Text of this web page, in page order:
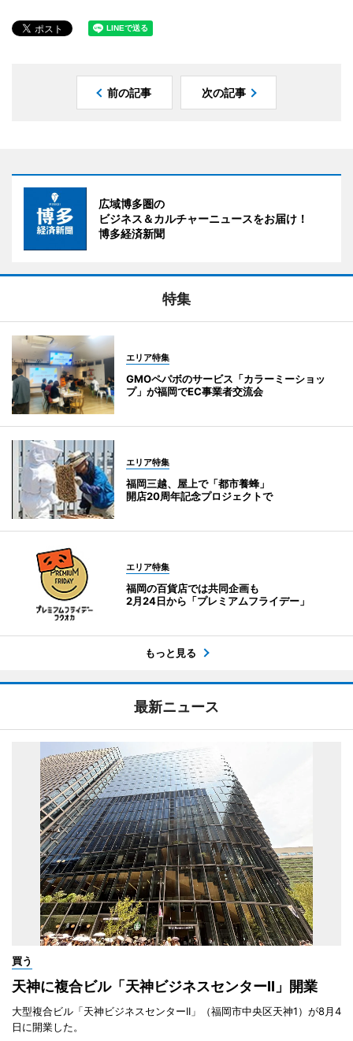
前の記事 次の記事
広域博多圏の
ビジネス＆カルチャーニュースをお届け！
博多経済新聞
特集
エリア特集
GMOペパボのサービス「カラーミーショッ
プ」が福岡でEC事業者交流会
エリア特集
福岡三越、屋上で「都市養蜂」
開店20周年記念プロジェクトで
エリア特集
福岡の百貨店では共同企画も
2月24日から「プレミアムフライデー」
もっと見る
最新ニュース
買う
天神に複合ビル「天神ビジネスセンターII」開業
大型複合ビル「天神ビジネスセンターII」（福岡市中央区天神1）が8月4
日に開業した。